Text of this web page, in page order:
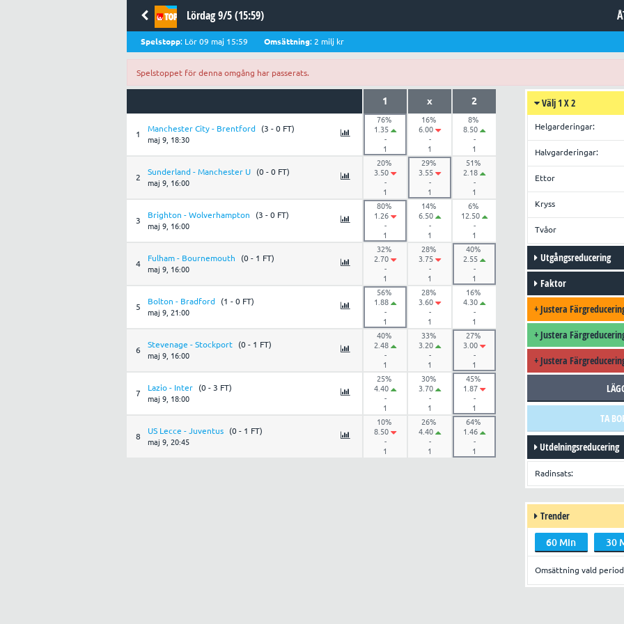
Lördag 9/5 (15:59)
Spelstopp: Lör 09 maj 15:59 Omsättning: 2 milj kr
Spelstoppet för denna omgång har passerats.
1 x 2
1
Manchester City - Brentford
maj 9, 18:30
(3 - 0 FT)
76%
1.35
-
1
16%
6.00
-
1
8%
8.50
-
1
2
Sunderland - Manchester U
maj 9, 16:00
(0 - 0 FT)
20%
3.50
-
1
29%
3.55
-
1
51%
2.18
-
1
3
Brighton - Wolverhampton
maj 9, 16:00
(3 - 0 FT)
80%
1.26
-
1
14%
6.50
-
1
6%
12.50
-
1
4
Fulham - Bournemouth
maj 9, 16:00
(0 - 1 FT)
32%
2.70
-
1
28%
3.75
-
1
40%
2.55
-
1
5
Bolton - Bradford
maj 9, 21:00
(1 - 0 FT)
56%
1.88
-
1
28%
3.60
-
1
16%
4.30
-
1
6
Stevenage - Stockport
maj 9, 16:00
(0 - 1 FT)
40%
2.48
-
1
33%
3.20
-
1
27%
3.00
-
1
7
Lazio - Inter
maj 9, 18:00
(0 - 3 FT)
25%
4.40
-
1
30%
3.70
-
1
45%
1.87
-
1
8
US Lecce - Juventus
maj 9, 20:45
(0 - 1 FT)
10%
8.50
-
1
26%
4.40
-
1
64%
1.46
-
1
Välj 1 X 2
Helgarderingar:
Halvgarderingar:
Ettor
Kryss
Tvåor
Utgångsreducering
Faktor
+Justera
+Justera
+Justera
TA
Utdelningsreducering
Radinsats:
Trender
60 Min 30
Omsättning vald